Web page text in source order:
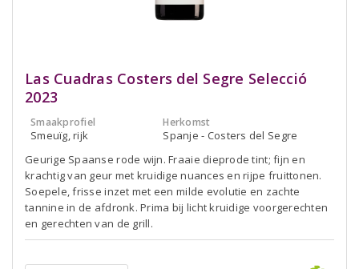
Las Cuadras Costers del Segre Selecció
2023
Smaakprofiel
Smeuïg, rijk
Herkomst
Spanje - Costers del Segre
Geurige Spaanse rode wijn. Fraaie dieprode tint; fijn en
krachtig van geur met kruidige nuances en rijpe fruittonen.
Soepele, frisse inzet met een milde evolutie en zachte
tannine in de afdronk. Prima bij licht kruidige voorgerechten
en gerechten van de grill.